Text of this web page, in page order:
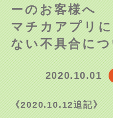
ーのお客様へ
マチカアプリ
ない不具合に
2020.10.01
《2020.10.12追記》